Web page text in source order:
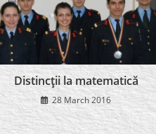
Distincţii la matematică
28 March 2016